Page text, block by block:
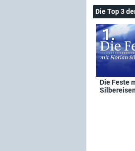
Die Top 3
Die Feste